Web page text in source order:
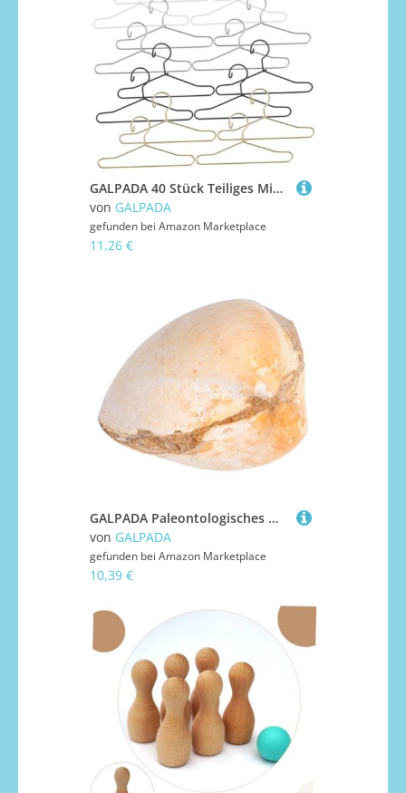
GALPADA 40 Stück Teiliges Miniatur Kleiderbügel für Puppenkleider Glatte Oberfläche Platzsparend Vielseitig für Puppenhaus Geeignet für Götz Puppenkleidung und Puppenmöbel zur Aufbewahrung
von GALPADA
gefunden bei Amazon Marketplace
11,26 €
GALPADA Paleontologisches Muschel Versteinerung Modell Naturgetreues Deko Exemplar für Unterricht und Wissenschaft Dekoratives Sammlerstück für Schule und Zuhause
von GALPADA
gefunden bei Amazon Marketplace
10,39 €